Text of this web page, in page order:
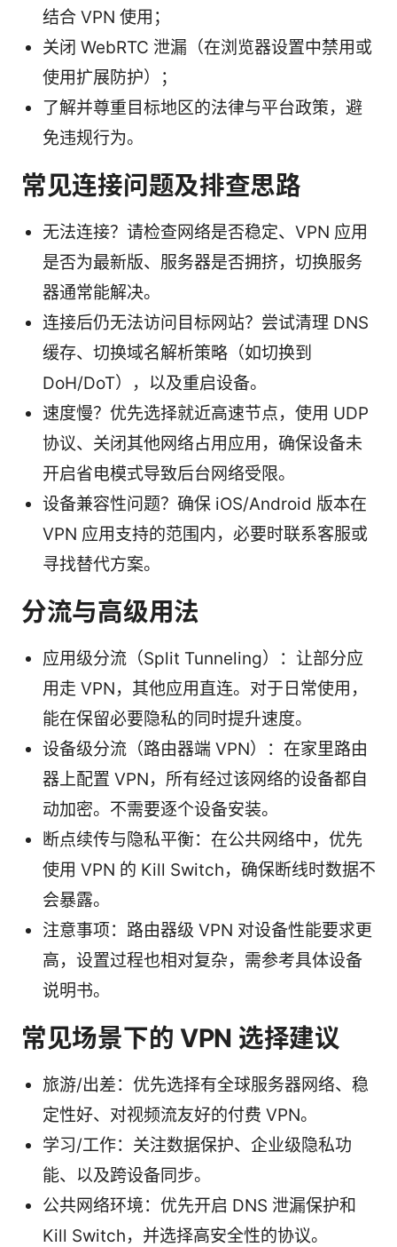
结合 VPN 使用；
关闭 WebRTC 泄漏（在浏览器设置中禁用或
使用扩展防护）；
了解并尊重目标地区的法律与平台政策，避
免违规行为。
常见连接问题及排查思路
无法连接？请检查网络是否稳定、VPN 应用
是否为最新版、服务器是否拥挤，切换服务
器通常能解决。
连接后仍无法访问目标网站？尝试清理 DNS
缓存、切换域名解析策略（如切换到
DoH/DoT），以及重启设备。
速度慢？优先选择就近高速节点，使用 UDP
协议、关闭其他网络占用应用，确保设备未
开启省电模式导致后台网络受限。
设备兼容性问题？确保 iOS/Android 版本在
VPN 应用支持的范围内，必要时联系客服或
寻找替代方案。
分流与高级用法
应用级分流（Split Tunneling）：让部分应
用走 VPN，其他应用直连。对于日常使用，
能在保留必要隐私的同时提升速度。
设备级分流（路由器端 VPN）：在家里路由
器上配置 VPN，所有经过该网络的设备都自
动加密。不需要逐个设备安装。
断点续传与隐私平衡：在公共网络中，优先
使用 VPN 的 Kill Switch，确保断线时数据不
会暴露。
注意事项：路由器级 VPN 对设备性能要求更
高，设置过程也相对复杂，需参考具体设备
说明书。
常见场景下的 VPN 选择建议
旅游/出差：优先选择有全球服务器网络、稳
定性好、对视频流友好的付费 VPN。
学习/工作：关注数据保护、企业级隐私功
能、以及跨设备同步。
公共网络环境：优先开启 DNS 泄漏保护和
Kill Switch，并选择高安全性的协议。